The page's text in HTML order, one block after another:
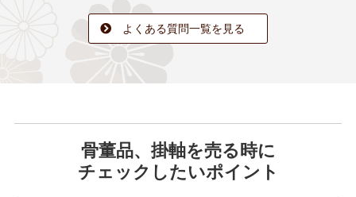
よくある質問一覧を見る
骨董品、掛軸を売る時に
チェックしたいポイント